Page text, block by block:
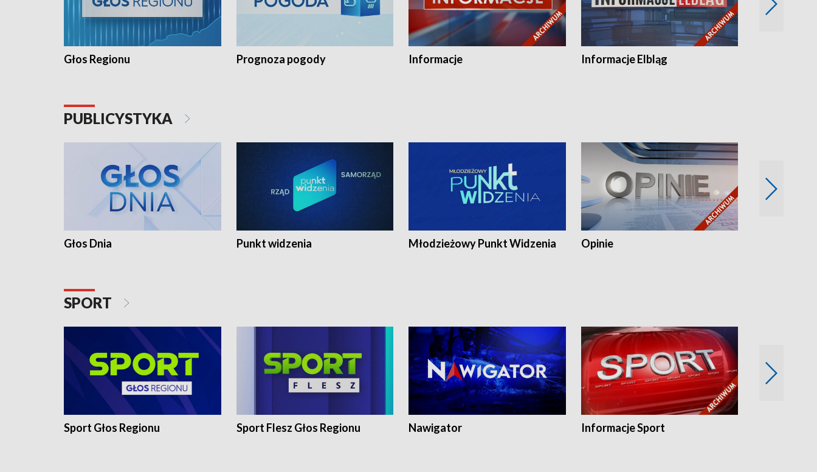
Głos Regionu Prognoza pogody Informacje Informacje Elbląg
PUBLICYSTYKA
Głos Dnia Punkt widzenia Młodzieżowy Punkt Widzenia Opinie
SPORT
Sport Głos Regionu Sport Flesz Głos Regionu Nawigator Informacje Sport